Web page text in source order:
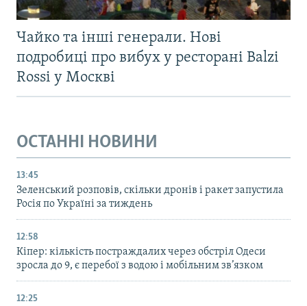
Чайко та інші генерали. Нові
подробиці про вибух у ресторані Balzi
Rossi у Москві
ОСТАННІ НОВИНИ
13:45
Зеленський розповів, скільки дронів і ракет запустила
Росія по Україні за тиждень
12:58
Кіпер: кількість постраждалих через обстріл Одеси
зросла до 9, є перебої з водою і мобільним зв’язком
12:25